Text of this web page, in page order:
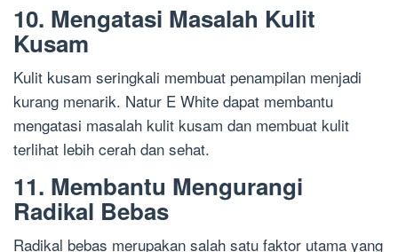
10. Mengatasi Masalah Kulit
Kusam
Kulit kusam seringkali membuat penampilan menjadi
kurang menarik. Natur E White dapat membantu
mengatasi masalah kulit kusam dan membuat kulit
terlihat lebih cerah dan sehat.
11. Membantu Mengurangi
Radikal Bebas
Radikal bebas merupakan salah satu faktor utama yang